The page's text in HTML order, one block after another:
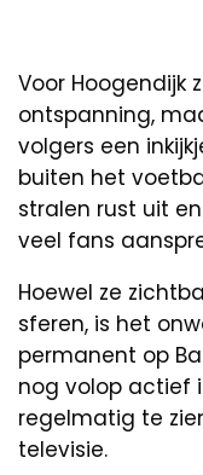
Voor Hoogendijk
ontspanning,
volgers een
buiten het
stralen rust uit
veel fans
Hoewel ze
sferen, is het
permanent op
nog volop actief
regelmatig te
televisie.